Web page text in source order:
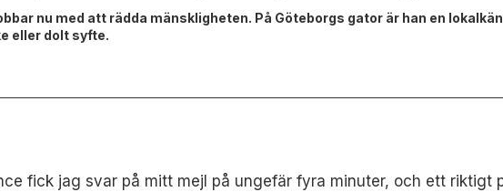
nu med att rädda mänskligheten. På Göteborgs gator är han en
eller dolt syfte.
fick jag svar på mitt mejl på ungefär fyra minuter, och ett riktigt